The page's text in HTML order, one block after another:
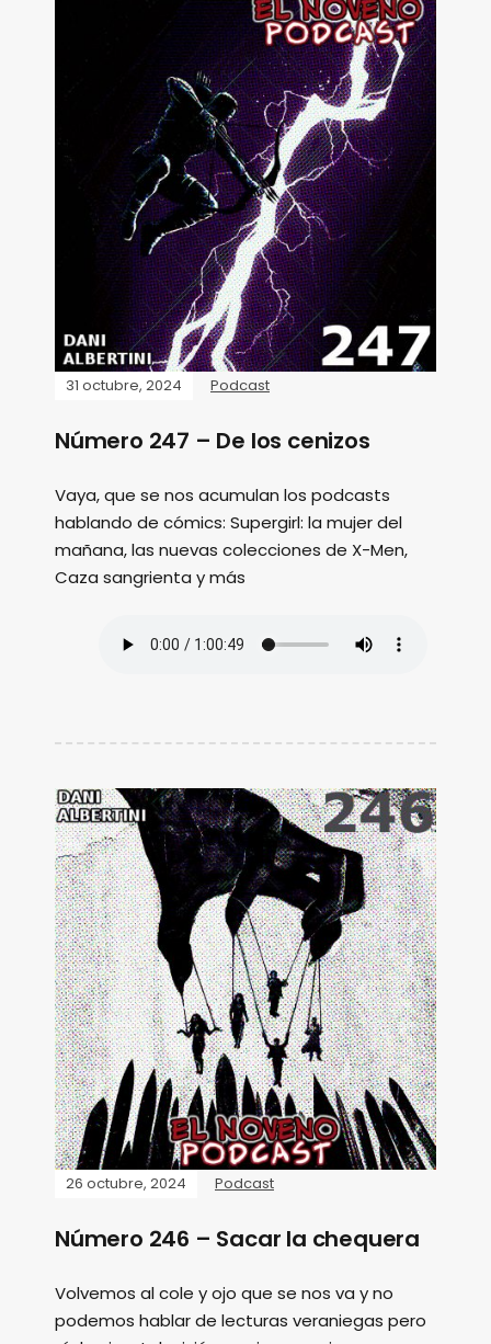
31 octubre, 2024 Podcast
Número 247 – De los cenizos
Vaya, que se nos acumulan los podcasts
hablando de cómics: Supergirl: la mujer del
mañana, las nuevas colecciones de X-Men,
Caza sangrienta y más
26 octubre, 2024 Podcast
Número 246 – Sacar la chequera
Volvemos al cole y ojo que se nos va y no
podemos hablar de lecturas veraniegas pero